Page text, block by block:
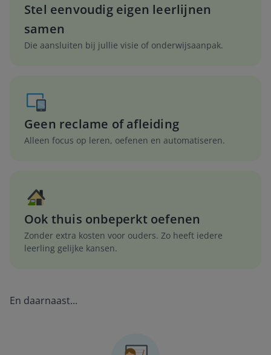
Stel eenvoudig eigen leerlijnen
samen
Die aansluiten bij jullie visie of onderwijsaanpak.
Geen reclame of afleiding
Alleen focus op leren, oefenen en automatiseren.
Ook thuis onbeperkt oefenen
Zonder extra kosten voor ouders. Zo heeft iedere
leerling gelijke kansen.
En daarnaast...